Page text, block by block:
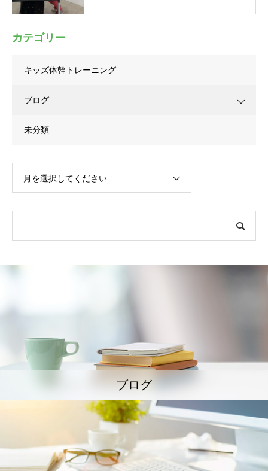
カテゴリー
キッズ体幹トレーニング
ブログ
未分類
月を選択してください
ブログ